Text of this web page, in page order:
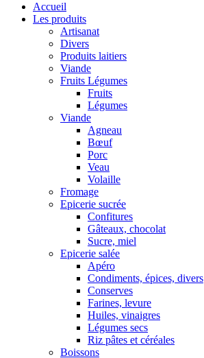
Accueil
Les produits
Artisanat
Divers
Produits laitiers
Viande
Fruits Légumes
Fruits
Légumes
Viande
Agneau
Bœuf
Porc
Veau
Volaille
Fromage
Epicerie sucrée
Confitures
Gâteaux, chocolat
Sucre, miel
Epicerie salée
Apéro
Condiments, épices, divers
Conserves
Farines, levure
Huiles, vinaigres
Légumes secs
Riz pâtes et céréales
Boissons